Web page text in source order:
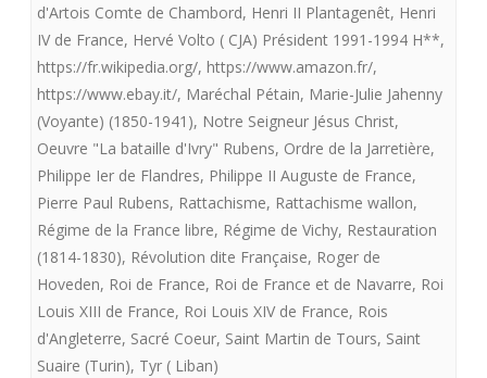
d'Artois Comte de Chambord, Henri II Plantagenêt, Henri
IV de France, Hervé Volto ( CJA) Président 1991-1994 H**,
https://fr.wikipedia.org/, https://www.amazon.fr/,
https://www.ebay.it/, Maréchal Pétain, Marie-Julie Jahenny
(Voyante) (1850-1941), Notre Seigneur Jésus Christ,
Oeuvre "La bataille d'Ivry" Rubens, Ordre de la Jarretière,
Philippe Ier de Flandres, Philippe II Auguste de France,
Pierre Paul Rubens, Rattachisme, Rattachisme wallon,
Régime de la France libre, Régime de Vichy, Restauration
(1814-1830), Révolution dite Française, Roger de
Hoveden, Roi de France, Roi de France et de Navarre, Roi
Louis XIII de France, Roi Louis XIV de France, Rois
d'Angleterre, Sacré Coeur, Saint Martin de Tours, Saint
Suaire (Turin), Tyr ( Liban)